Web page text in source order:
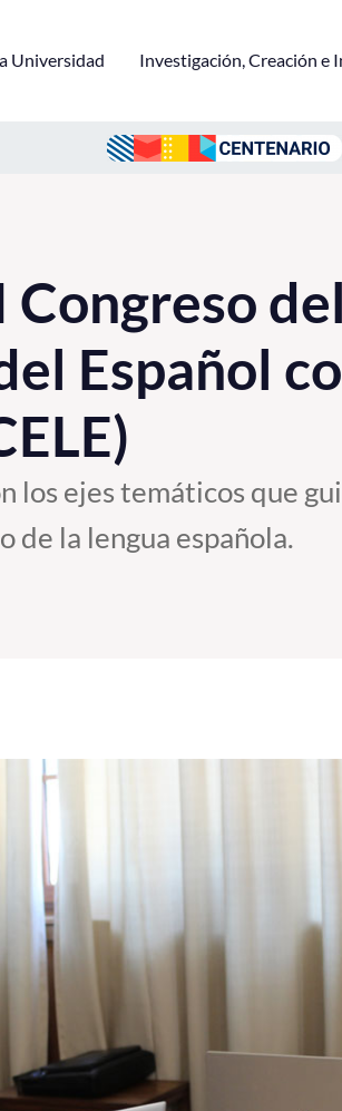
Universidad Investigación, Creación e
Congreso
Español
los ejes temáticos que
de la lengua española.